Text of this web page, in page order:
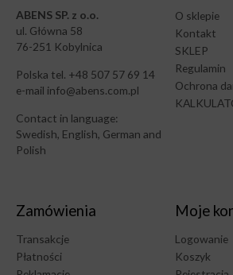
ABENS SP. z o.o.
ul. Główna 58
76-251 Kobylnica
Polska tel. +48 507 57 69 14
e-mail info@abens.com.pl
Contact in language:
Swedish, English, German and
Polish
O sklepie
Kontakt
SKLEP
Regulamin
Ochrona
Zamówienia
Transakcje
Płatności
Moje
Logowanie
Koszyk